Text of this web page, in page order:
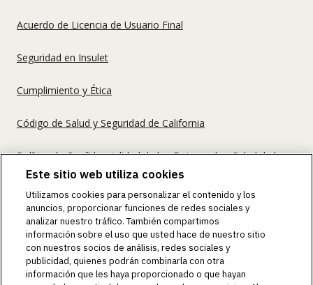
Acuerdo de Licencia de Usuario Final
Seguridad en Insulet
Cumplimiento y Ética
Código de Salud y Seguridad de California
Política de Confidencialidad de los Datos sobre Salud de los
Consumidores
©2018-2026 Insulet Corporation. Omnipod, el logo de
Omnipod, DASH, el logo de DASH, el logo de Omnipod 5,
OmnipodPromise, HORIZON, SmartAdjust, Omnipod
DISPLAY, Omnipod VIEW, Omnipod DEMO, Podder, Simplifly
Life, Toby the Turtle, PodderCentral, el logo de
Este sitio web utiliza cookies
Utilizamos cookies para personalizar el contenido y los
anuncios, proporcionar funciones de redes sociales y
analizar nuestro tráfico. También compartimos
información sobre el uso que usted hace de nuestro sitio
con nuestros socios de análisis, redes sociales y
publicidad, quienes podrán combinarla con otra
información que les haya proporcionado o que hayan